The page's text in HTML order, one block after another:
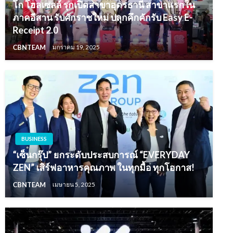
โก โฮลเซลล์ รุกเปิดสาขาอุดรธานี สาขาแรกใน
ภาคอีสาน รับศักราชใหม่ ปลุกคึกคักรับ Easy E-
Receipt 2.0
CBNTEAM มกราคม 19, 2025
BUSINESS
“เซ็นกรุ๊ป” ยกระดับประสบการณ์ “EVERYDAY
ZEN” เสิร์ฟอาหารคุณภาพ ในทุกมื้อ ทุกโอกาส!
CBNTEAM เมษายน 5, 2025